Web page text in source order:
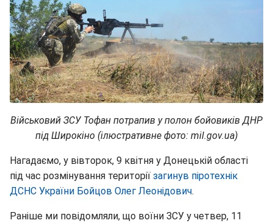
Військовий ЗСУ Тофан потрапив у полон бойовиків ДНР
під Широкіно (ілюстративне фото: mil.gov.ua)
Нагадаємо, у вівторок, 9 квітня у Донецькій області
під час розмінування території загинув піротехнік
ДСНС України Бойцов Олег Леонідович.
Раніше ми повідомляли, що воїни ЗСУ у четвер, 11